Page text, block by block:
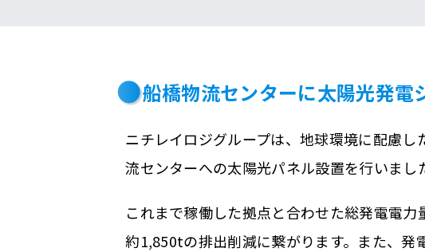
船橋物流センターに太陽光発電
ニチレイロジグループは、地球環境に配慮
流センターへの太陽光パネル設置を行いまし
これまで稼働した拠点と合わせた総発電電
約1,850tの排出削減に繋がります。また、発